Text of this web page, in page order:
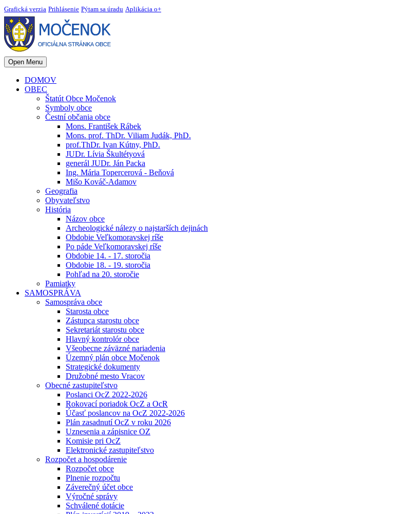
Grafická verzia Prihlásenie Pýtam sa úradu Aplikácia o+
Open Menu
DOMOV
OBEC
Štatút Obce Močenok
Symboly obce
Čestní občania obce
Mons. František Rábek
Mons. prof. ThDr. Viliam Judák, PhD.
prof.ThDr. Ivan Kútny, PhD.
JUDr. Lívia Škultétyová
generál JUDr. Ján Packa
Ing. Mária Topercerová - Beňová
Mišo Kováč-Adamov
Geografia
Obyvateľstvo
História
Názov obce
Archeologické nálezy o najstarších dejinách
Obdobie Veľkomoravskej ríše
Po páde Veľkomoravskej ríše
Obdobie 14. - 17. storočia
Obdobie 18. - 19. storočia
Pohľad na 20. storočie
Pamiatky
SAMOSPRÁVA
Samospráva obce
Starosta obce
Zástupca starostu obce
Sekretariát starostu obce
Hlavný kontrolór obce
Všeobecne záväzné nariadenia
Územný plán obce Močenok
Strategické dokumenty
Družobné mesto Vracov
Obecné zastupiteľstvo
Poslanci OcZ 2022-2026
Rokovací poriadok OcZ a OcR
Účasť poslancov na OcZ 2022-2026
Plán zasadnutí OcZ v roku 2026
Uznesenia a zápisnice OZ
Komisie pri OcZ
Elektronické zastupiteľstvo
Rozpočet a hospodárenie
Rozpočet obce
Plnenie rozpočtu
Záverečný účet obce
Výročné správy
Schválené dotácie